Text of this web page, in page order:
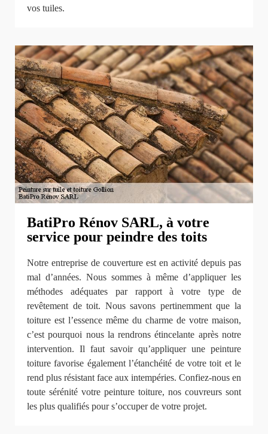
vos tuiles.
BatiPro Rénov SARL, à votre
service pour peindre des toits
Notre entreprise de couverture est en activité depuis pas
mal d’années. Nous sommes à même d’appliquer les
méthodes adéquates par rapport à votre type de
revêtement de toit. Nous savons pertinemment que la
toiture est l’essence même du charme de votre maison,
c’est pourquoi nous la rendrons étincelante après notre
intervention. Il faut savoir qu’appliquer une peinture
toiture favorise également l’étanchéité de votre toit et le
rend plus résistant face aux intempéries. Confiez-nous en
toute sérénité votre peinture toiture, nos couvreurs sont
les plus qualifiés pour s’occuper de votre projet.